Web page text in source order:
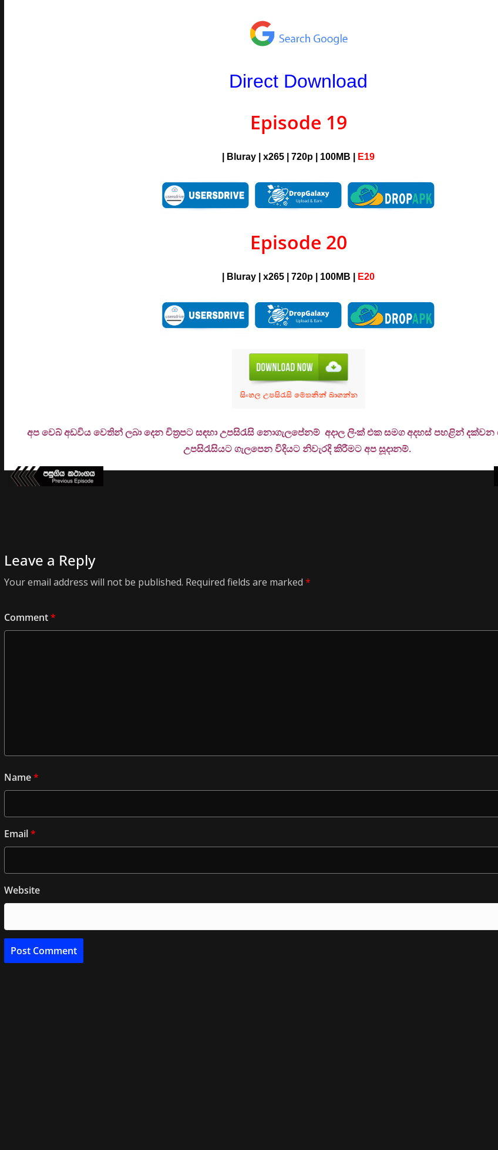
Direct Download
Episode 19
| Bluray | x265 | 720p | 100MB | E19
Episode 20
| Bluray | x265 | 720p | 100MB | E20
අප වෙබ් අඩවිය වෙතින් ලබා දෙන චිත්‍රපට සඳහා උපසිරැසි නොගැලපේනම් අදාල ලිංක් එක සමග අදහස් පහළින්
උපසිරැසියට ගැලපෙන විදියට නිවැරදි කිරීමට අප සූදානම්.
Leave a Reply
Your email address will not be published. Required fields are marked *
Comment*
Name*
Email*
Website